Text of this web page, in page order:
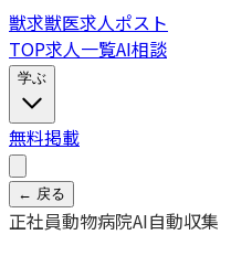
獣求獣医求人ポスト
TOP求人一覧AI相談
学ぶ
無料掲載
← 戻る
正社員動物病院AI自動収集